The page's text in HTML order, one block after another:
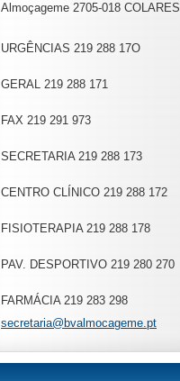
Almoçageme 2705-018 COLARES
URGÊNCIAS 219 288 17O
GERAL 219 288 171
FAX 219 291 973
SECRETARIA 219 288 173
CENTRO CLÍNICO 219 288 172
FISIOTERAPIA 219 288 178
PAV. DESPORTIVO 219 280 270
FARMÁCIA 219 283 298
secretaria@bvalmocageme.pt